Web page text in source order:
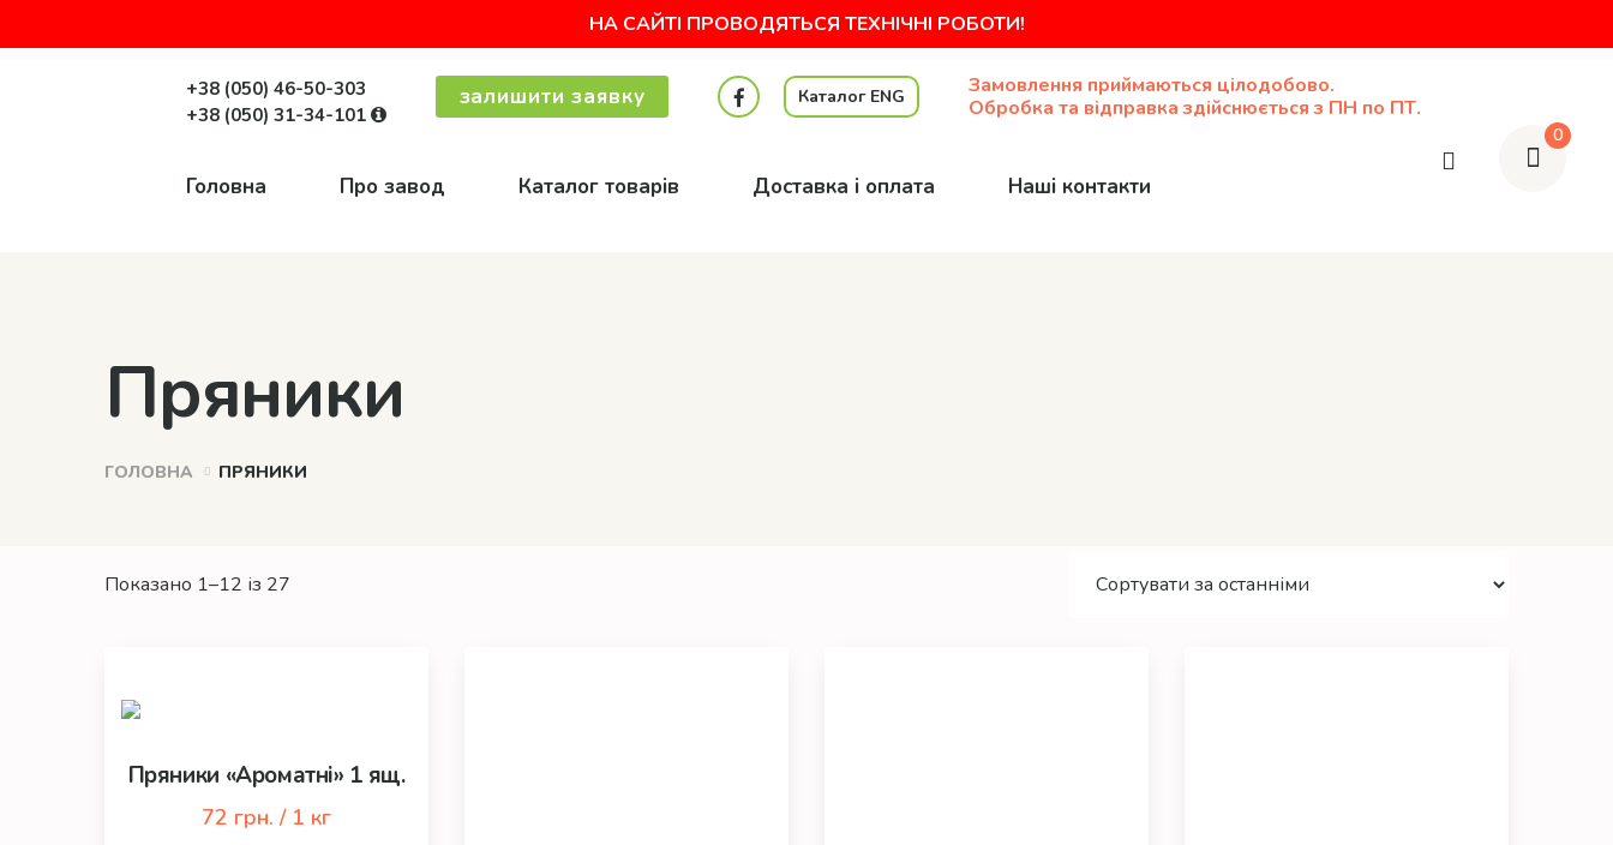
НА САЙТІ ПРОВОДЯТЬСЯ ТЕХНІЧНІ РОБОТИ!
+38 (050) 46-50-303
+38 (050) 31-34-101
залишити заявку Каталог ENG
Замовлення приймаються цілодобово.
Обробка та відправка здійснюється з ПН по ПТ.
Головна Про завод Каталог товарів Доставка і оплата Наші контакти
0
Пряники
ГОЛОВНА ПРЯНИКИ
Показано 1–12 із 27
Пряники «Ароматні» 1 ящ.
72 грн. / 1 кг